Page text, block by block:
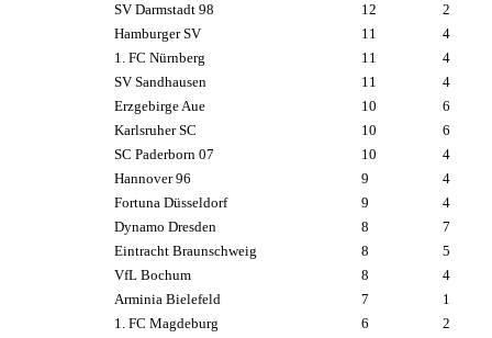
SV Darmstadt 98
12
2
Hamburger SV
11
4
1. FC Nürnberg
11
4
SV Sandhausen
11
4
Erzgebirge Aue
10
6
Karlsruher SC
10
6
SC Paderborn 07
10
4
Hannover 96
9
4
Fortuna Düsseldorf
9
4
Dynamo Dresden
8
7
Eintracht Braunschweig
8
5
VfL Bochum
8
4
Arminia Bielefeld
7
1
1. FC Magdeburg
6
2